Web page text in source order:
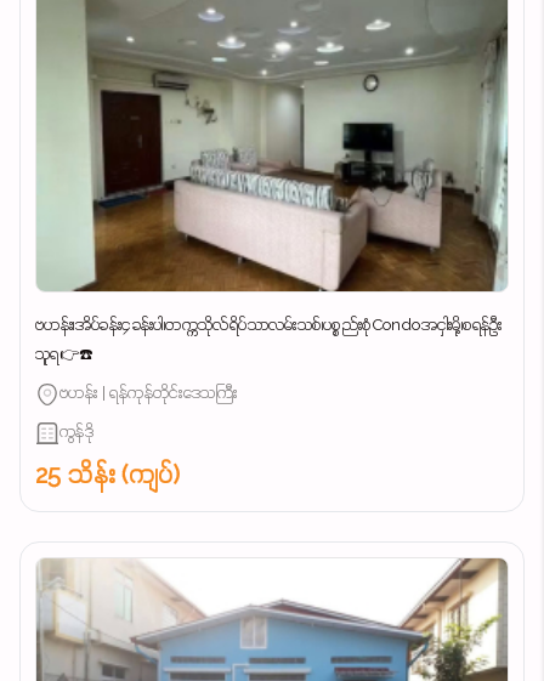
ဗဟန်း၊အိပ်ခန်း၄ခန်းပါ၊တက္ကသိုလ်ရိပ်သာလမ်းသစ်၊ပစ္စည်းစုံCondoအငှါးမို့၊စရန်ဦး
သူရ👉☎️
ဗဟန်း | ရန်ကုန်တိုင်းဒေသကြီး
ကွန်ဒို
25 သိန်း (ကျပ်)